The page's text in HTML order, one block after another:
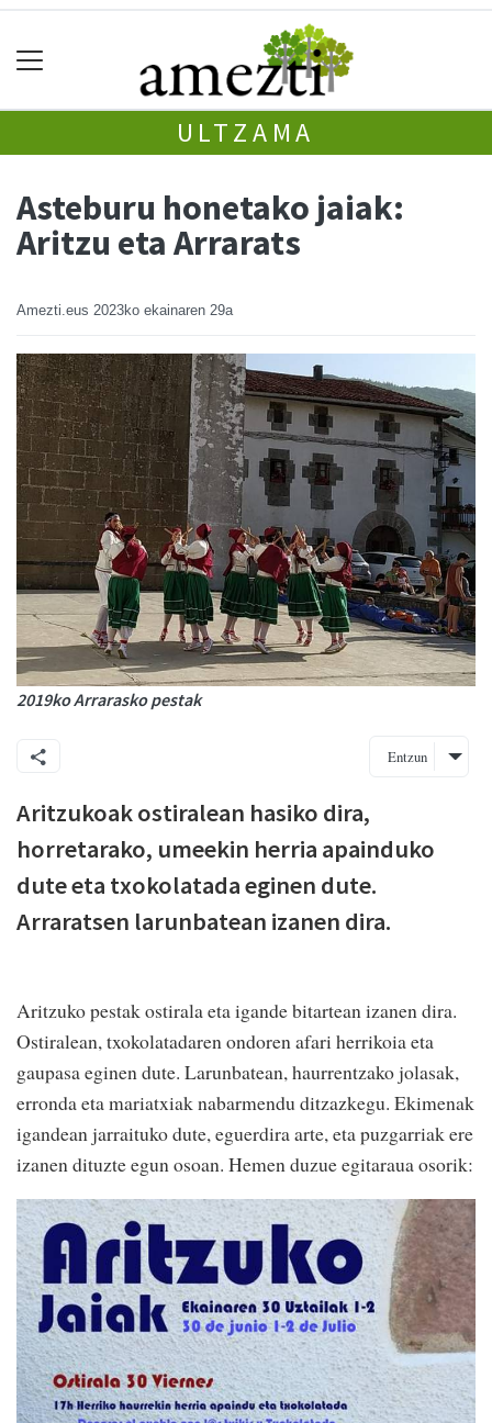
ULTZAMA
Asteburu honetako jaiak:
Aritzu eta Arrarats
Amezti.eus 2023ko ekainaren 29a
2019ko Arrarasko pestak
Entzun
Aritzukoak ostiralean hasiko dira,
horretarako, umeekin herria apainduko
dute eta txokolatada eginen dute.
Arraratsen larunbatean izanen dira.
Aritzuko pestak ostirala eta igande bitartean izanen dira.
Ostiralean, txokolatadaren ondoren afari herrikoia eta
gaupasa eginen dute. Larunbatean, haurrentzako jolasak,
erronda eta mariatxiak nabarmendu ditzazkegu. Ekimenak
igandean jarraituko dute, eguerdira arte, eta puzgarriak ere
izanen dituzte egun osoan. Hemen duzue egitaraua osorik: